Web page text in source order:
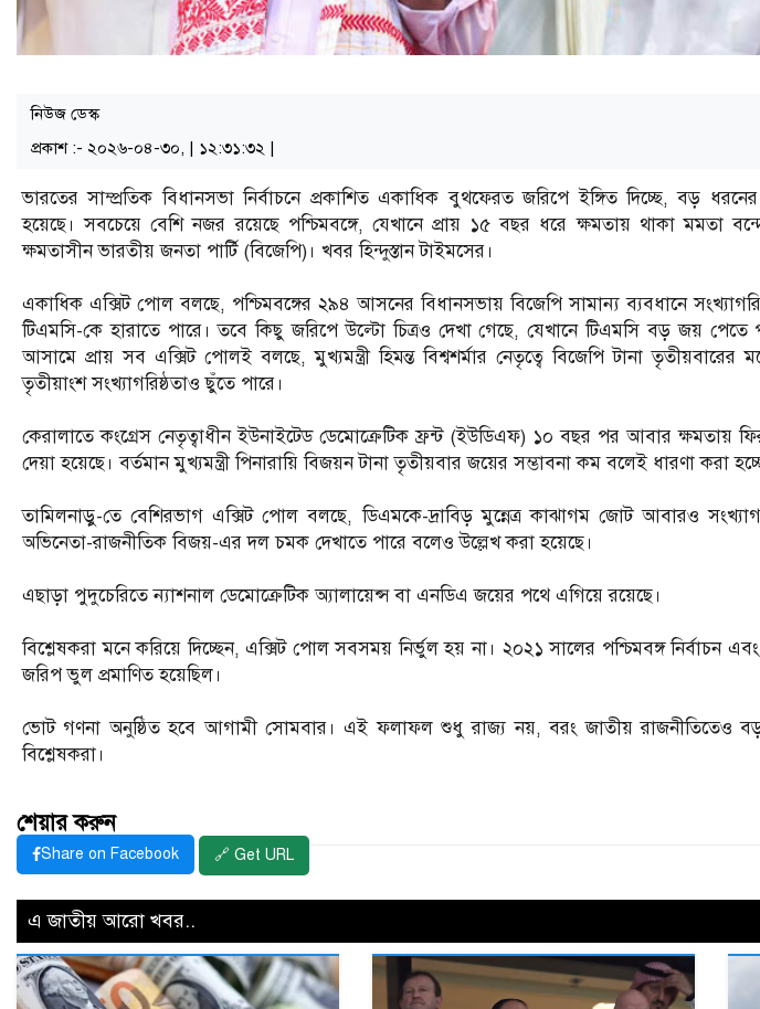
নিউজ ডেস্ক
প্রকাশ :- ২০২৬-০৪-৩০, | ১২:৩১:৩২ |
ভারতের সাম্প্রতিক বিধানসভা নির্বাচনে প্রকাশিত একাধিক বুথফেরত জরিপে ইঙ্গিত দিচ্ছে, বড়
হয়েছে। সবচেয়ে বেশি নজর রয়েছে পশ্চিমবঙ্গে, যেখানে প্রায় ১৫ বছর ধরে ক্ষমতায় থাকা মমতা
ক্ষমতাসীন ভারতীয় জনতা পার্টি (বিজেপি)। খবর হিন্দুস্তান টাইমসের।
একাধিক এক্সিট পোল বলছে, পশ্চিমবঙ্গের ২৯৪ আসনের বিধানসভায় বিজেপি সামান্য ব্যবধানে
টিএমসি-কে হারাতে পারে। তবে কিছু জরিপে উল্টো চিত্রও দেখা গেছে, যেখানে টিএমসি বড় জয় পেতে
আসামে প্রায় সব এক্সিট পোলই বলছে, মুখ্যমন্ত্রী হিমন্ত বিশ্বশর্মার নেতৃত্বে বিজেপি টানা
তৃতীয়াংশ সংখ্যাগরিষ্ঠতাও ছুঁতে পারে।
কেরালাতে কংগ্রেস নেতৃত্বাধীন ইউনাইটেড ডেমোক্রেটিক ফ্রন্ট (ইউডিএফ) ১০ বছর পর আবার ক্ষমতায়
দেয়া হয়েছে। বর্তমান মুখ্যমন্ত্রী পিনারায়ি বিজয়ন টানা তৃতীয়বার জয়ের সম্ভাবনা কম বলেই ধারণা করা
তামিলনাড়ু-তে বেশিরভাগ এক্সিট পোল বলছে, ডিএমকে-দ্রাবিড় মুন্নেত্র কাঝাগম জোট আবারও
অভিনেতা-রাজনীতিক বিজয়-এর দল চমক দেখাতে পারে বলেও উল্লেখ করা হয়েছে।
এছাড়া পুদুচেরিতে ন্যাশনাল ডেমোক্রেটিক অ্যালায়েন্স বা এনডিএ জয়ের পথে এগিয়ে রয়েছে।
বিশ্লেষকরা মনে করিয়ে দিচ্ছেন, এক্সিট পোল সবসময় নির্ভুল হয় না। ২০২১ সালের পশ্চিমবঙ্গ নির্বাচন
জরিপ ভুল প্রমাণিত হয়েছিল।
ভোট গণনা অনুষ্ঠিত হবে আগামী সোমবার। এই ফলাফল শুধু রাজ্য নয়, বরং জাতীয় রাজনীতিতেও
বিশ্লেষকরা।
শেয়ার করুন
Share on Facebook 🔗 Get URL
এ জাতীয় আরো খবর..